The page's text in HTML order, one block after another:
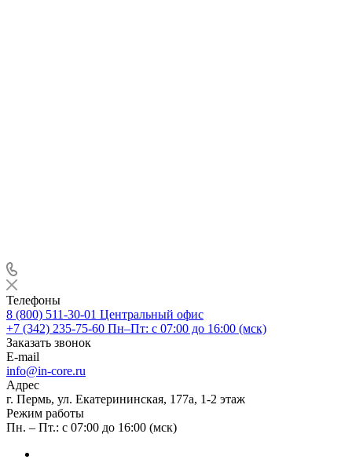
Телефоны
8 (800) 511-30-01 Центральный офис
+7 (342) 235-75-60 Пн–Пт: с 07:00 до 16:00 (мск)
Заказать звонок
E-mail
info@in-core.ru
Адрес
г. Пермь, ул. ​Екатерининская, 177а, ​1-2 этаж
Режим работы
Пн. – Пт.: с 07:00 до 16:00 (мск)